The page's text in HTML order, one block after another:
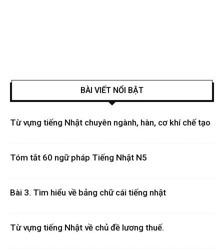
BÀI VIẾT NỔI BẬT
Từ vựng tiếng Nhật chuyên ngành, hàn, cơ khí chế tạo
Tóm tắt 60 ngữ pháp Tiếng Nhật N5
Bài 3. Tìm hiểu về bảng chữ cái tiếng nhật
Từ vựng tiếng Nhật về chủ đề lương thuế.